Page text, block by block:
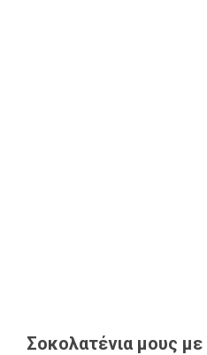
Σοκολατένια μους